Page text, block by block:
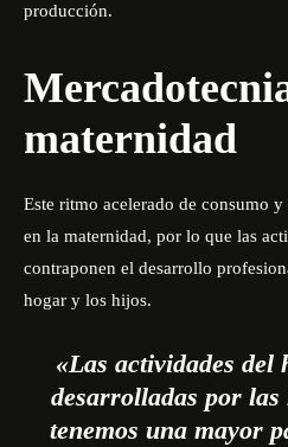
producción.
maternidad
Este ritmo acelerado de consumo
en la maternidad, por lo que las
contraponen el desarrollo
hogar y los hijos.
«Las actividades del
desarrolladas por las
tenemos una mayor